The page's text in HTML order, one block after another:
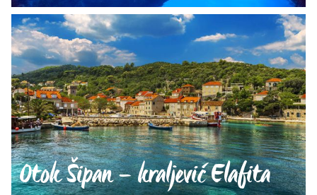
Otok Šipan – kraljević Elafita